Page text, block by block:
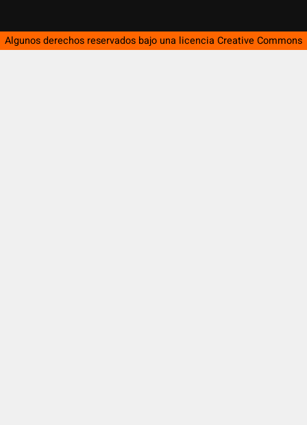
Algunos derechos reservados bajo una licencia Creative Commons